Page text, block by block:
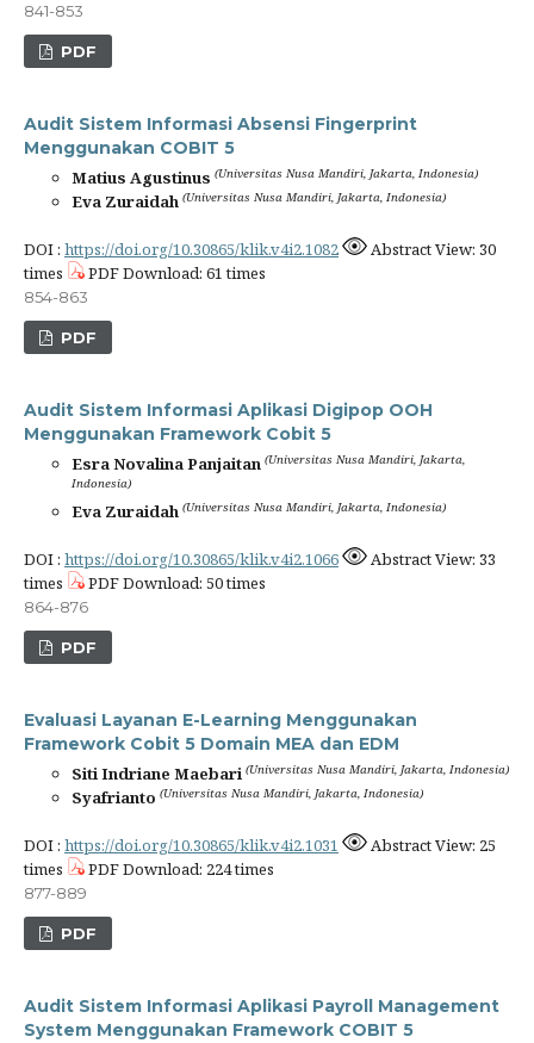
841-853
PDF
Audit Sistem Informasi Absensi Fingerprint
Menggunakan COBIT 5
Matius Agustinus (Universitas Nusa Mandiri, Jakarta, Indonesia)
Eva Zuraidah (Universitas Nusa Mandiri, Jakarta, Indonesia)
DOI : https://doi.org/10.30865/klik.v4i2.1082
Abstract View: 30
times
PDF Download: 61 times
854-863
PDF
Audit Sistem Informasi Aplikasi Digipop OOH
Menggunakan Framework Cobit 5
Esra Novalina Panjaitan (Universitas Nusa Mandiri, Jakarta,
Indonesia)
Eva Zuraidah (Universitas Nusa Mandiri, Jakarta, Indonesia)
DOI : https://doi.org/10.30865/klik.v4i2.1066
Abstract View: 33
times
PDF Download: 50 times
864-876
PDF
Evaluasi Layanan E-Learning Menggunakan
Framework Cobit 5 Domain MEA dan EDM
Siti Indriane Maebari (Universitas Nusa Mandiri, Jakarta, Indonesia)
Syafrianto (Universitas Nusa Mandiri, Jakarta, Indonesia)
DOI : https://doi.org/10.30865/klik.v4i2.1031
Abstract View: 25
times
PDF Download: 224 times
877-889
PDF
Audit Sistem Informasi Aplikasi Payroll Management
System Menggunakan Framework COBIT 5